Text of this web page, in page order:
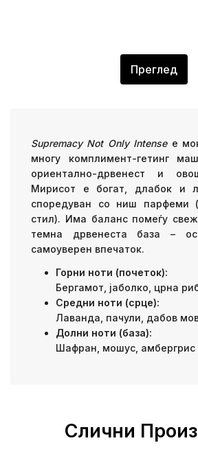
Преглед
Supremacy Not Only Intenseе
многу комплимент-гетинг
ориентално-дрвенест и
Мирисот е богат, длабок и
споредуван со ниш парфеми
стил). Има баланс помеѓу
темна дрвенеста база –
самоуверен впечаток.
Горни ноти (почеток):
Бергамот, јаболко, црна
Средни ноти (срце):
Лаванда, пачули, дабов
Долни ноти (база):
Шафран, мошус, амбергрис
Слични